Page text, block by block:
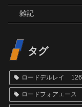
雑記
タグ
ロードデルレイ 126
ロードフォアエース